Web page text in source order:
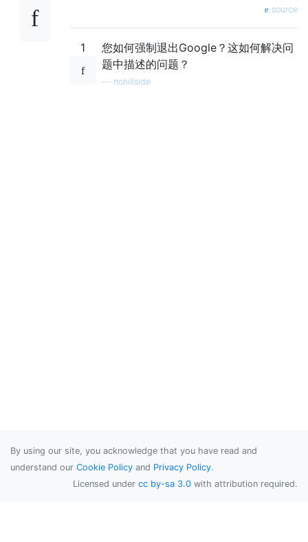
source
1
您如何强制退出Google？这如何解决问
题中描述的问题？
nohillside
By using our site, you acknowledge that you have read and
understand our Cookie Policy and Privacy Policy.
Licensed under cc by-sa 3.0 with attribution required.